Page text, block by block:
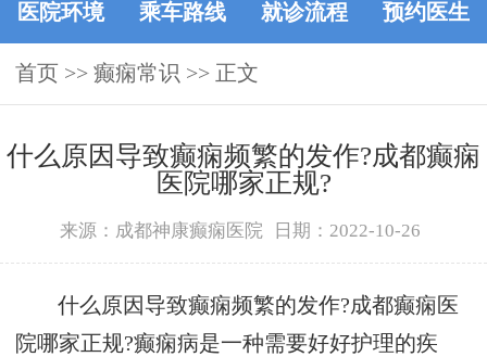
医院环境 乘车路线 就诊流程 预约医生
首页 >> 癫痫常识 >> 正文
什么原因导致癫痫频繁的发作?成都癫痫
医院哪家正规?
来源：成都神康癫痫医院 日期：2022-10-26
什么原因导致癫痫频繁的发作?成都癫痫医
院哪家正规?癫痫病是一种需要好好护理的疾